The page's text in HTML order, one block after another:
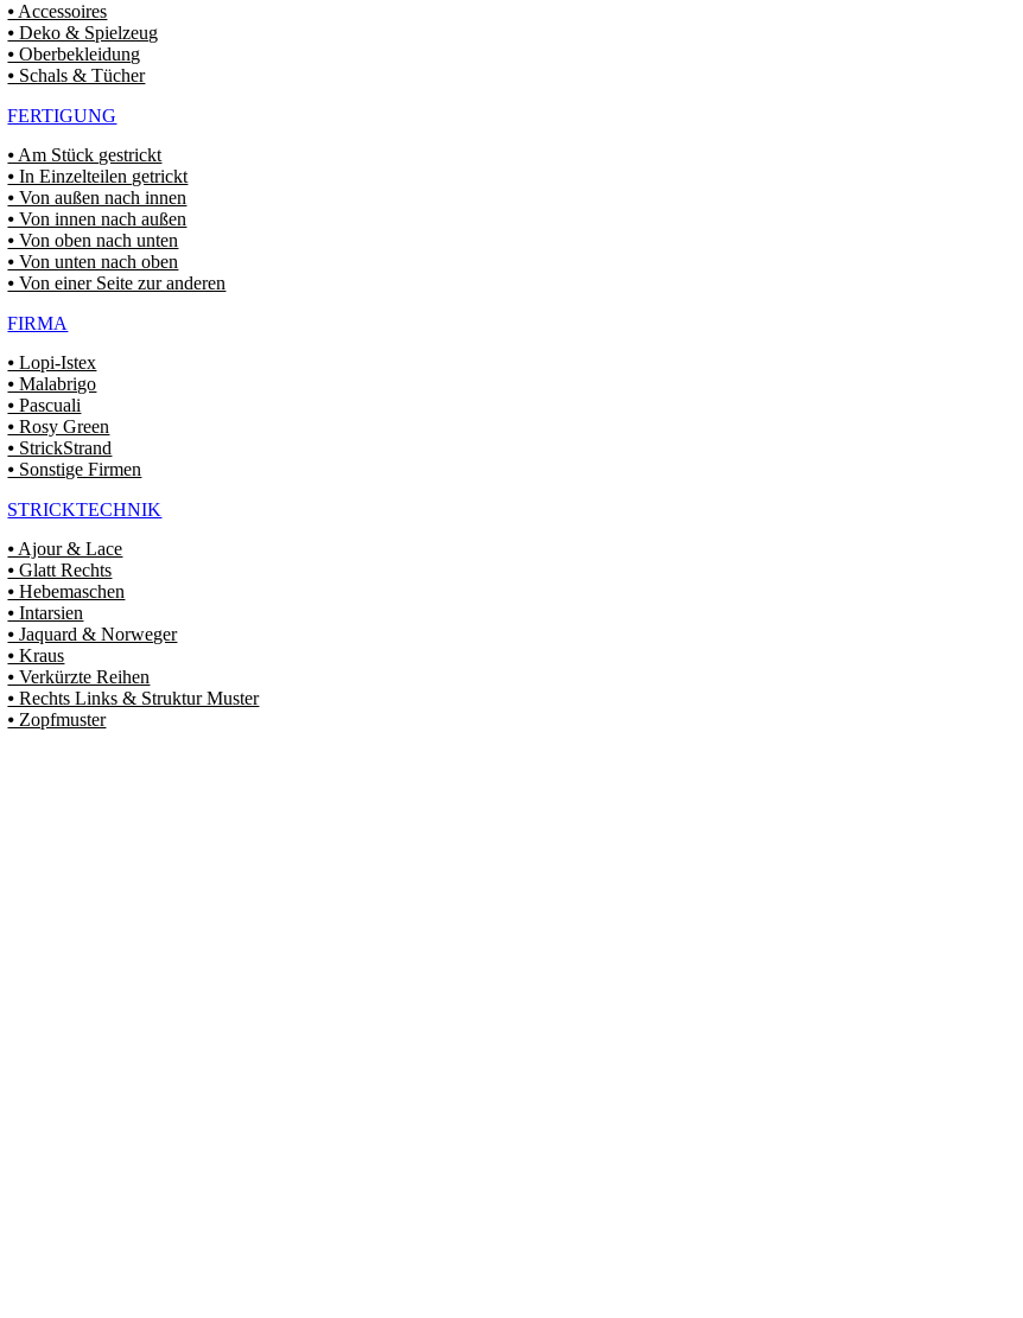
⦁ Accessoires
⦁ Deko & Spielzeug
⦁ Oberbekleidung
⦁ Schals & Tücher
FERTIGUNG
⦁ Am Stück gestrickt
⦁ In Einzelteilen getrickt
⦁ Von außen nach innen
⦁ Von innen nach außen
⦁ Von oben nach unten
⦁ Von unten nach oben
⦁ Von einer Seite zur anderen
FIRMA
⦁ Lopi-Istex
⦁ Malabrigo
⦁ Pascuali
⦁ Rosy Green
⦁ StrickStrand
⦁ Sonstige Firmen
STRICKTECHNIK
⦁ Ajour & Lace
⦁ Glatt Rechts
⦁ Hebemaschen
⦁ Intarsien
⦁ Jaquard & Norweger
⦁ Kraus
⦁ Verkürzte Reihen
⦁ Rechts Links & Struktur Muster
⦁ Zopfmuster